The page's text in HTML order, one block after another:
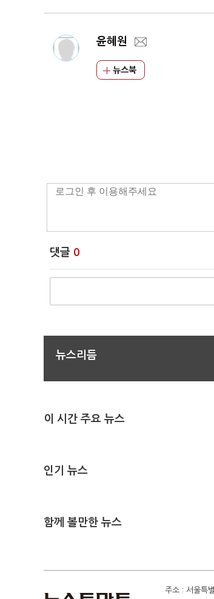
윤혜원
뉴스북
댓글 0
뉴스리듬
이 시간 주요 뉴스
인기 뉴스
함께 볼만한 뉴스
주소 : 서울특